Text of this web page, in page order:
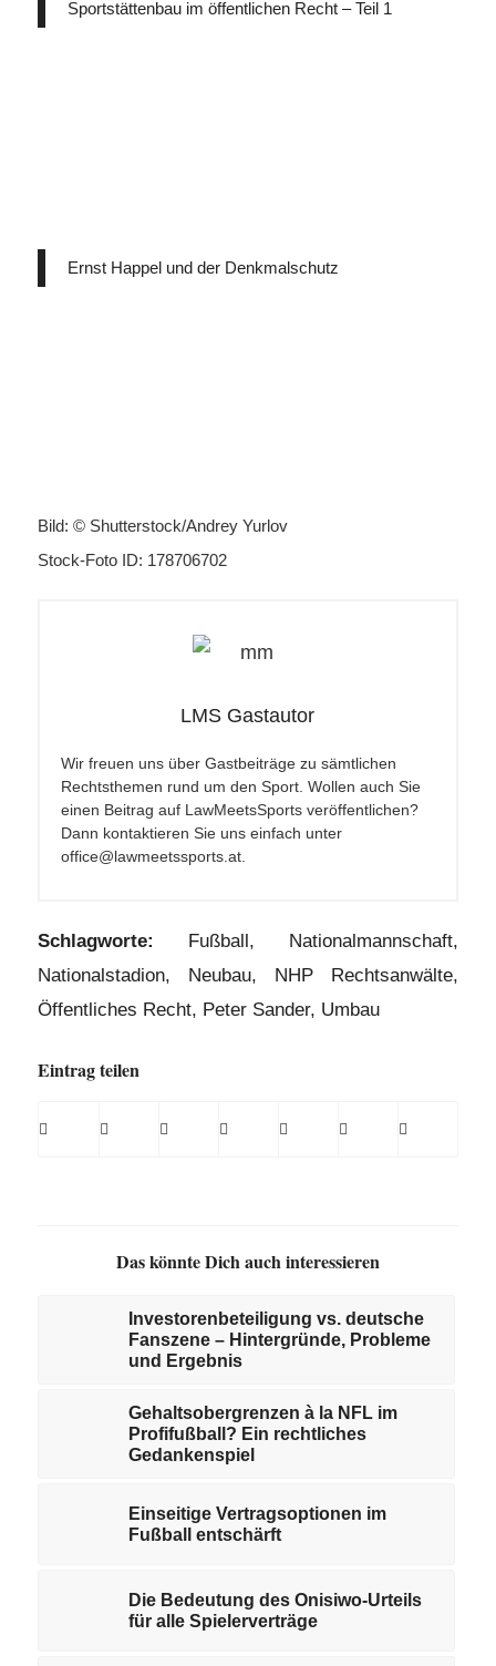
Sportstättenbau im öffentlichen Recht – Teil 1
Ernst Happel und der Denkmalschutz
Bild: © Shutterstock/Andrey Yurlov
Stock-Foto ID: 178706702
LMS Gastautor
Wir freuen uns über Gastbeiträge zu sämtlichen
Rechtsthemen rund um den Sport. Wollen auch Sie
einen Beitrag auf LawMeetsSports veröffentlichen?
Dann kontaktieren Sie uns einfach unter
office@lawmeetssports.at.
Schlagworte: Fußball, Nationalmannschaft,
Nationalstadion, Neubau, NHP Rechtsanwälte,
Öffentliches Recht, Peter Sander, Umbau
Eintrag teilen
Das könnte Dich auch interessieren
Investorenbeteiligung vs. deutsche
Fanszene – Hintergründe, Probleme
und Ergebnis
Gehaltsobergrenzen à la NFL im
Profifußball? Ein rechtliches
Gedankenspiel
Einseitige Vertragsoptionen im
Fußball entschärft
Die Bedeutung des Onisiwo-Urteils
für alle Spielerverträge